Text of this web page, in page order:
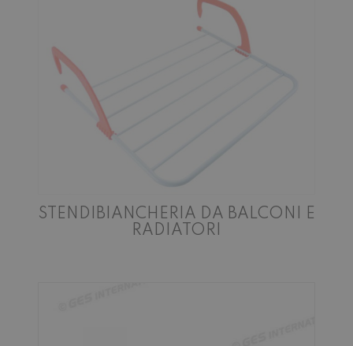
STENDIBIANCHERIA DA BALCONI E
RADIATORI